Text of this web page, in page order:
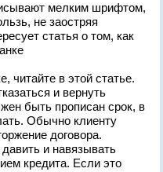
мелким шрифтом,
не заостряя
статья о том, как
читайте в этой статье.
и вернуть
быть прописан срок, в
Обычно клиенту
договора.
и навязывать
кредита. Если это